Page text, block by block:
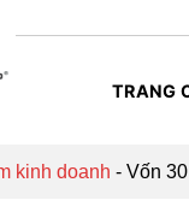
TRANG
kinh doanh - Vốn